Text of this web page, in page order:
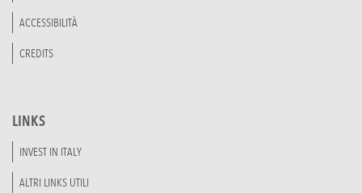
ACCESSIBILITÀ
CREDITS
LINKS
INVEST IN ITALY
ALTRI LINKS UTILI